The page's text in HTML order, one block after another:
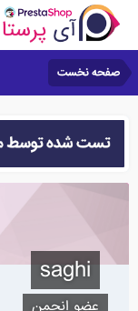
صفحه نخست
saghi